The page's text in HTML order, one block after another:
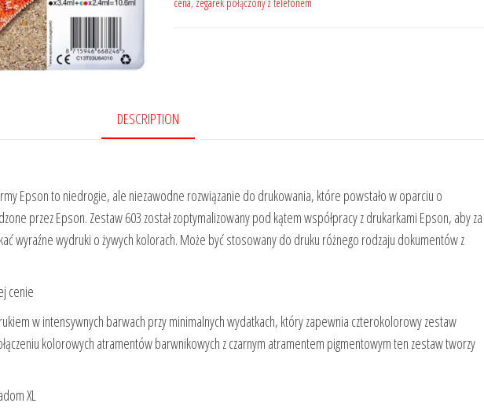
DESCRIPTION
Epson to niedrogie, ale niezawodne rozwiązanie do drukowania, które powstało w oparciu o
przez Epson. Zestaw 603 został zoptymalizowany pod kątem współpracy z drukarkami Epson, aby za
wyraźne wydruki o żywych kolorach. Może być stosowany do druku różnego rodzaju dokumentów z
cenie
w intensywnych barwach przy minimalnych wydatkach, który zapewnia czterokolorowy zestaw
kolorowych atramentów barwnikowych z czarnym atramentem pigmentowym ten zestaw tworzy
XL